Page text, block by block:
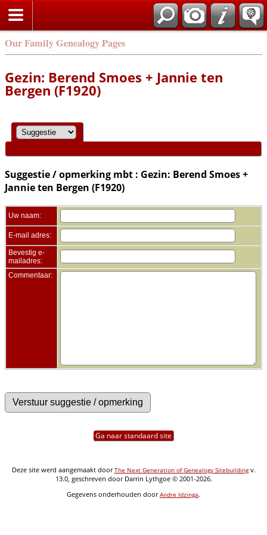
Our Family Genealogy Pages
Gezin: Berend Smoes + Jannie ten
Bergen (F1920)
Suggestie / opmerking mbt : Gezin: Berend Smoes +
Jannie ten Bergen (F1920)
Uw naam:
E-mail adres:
Bevestig e-
mailadres:
Commentaar:
Ga naar standaard site
Deze site werd aangemaakt doorThe Next Generation of Genealogy Sitebuildingv.
13.0, geschreven door Darrin Lythgoe © 2001-2026.
Gegevens onderhouden doorAndre Idzinga.